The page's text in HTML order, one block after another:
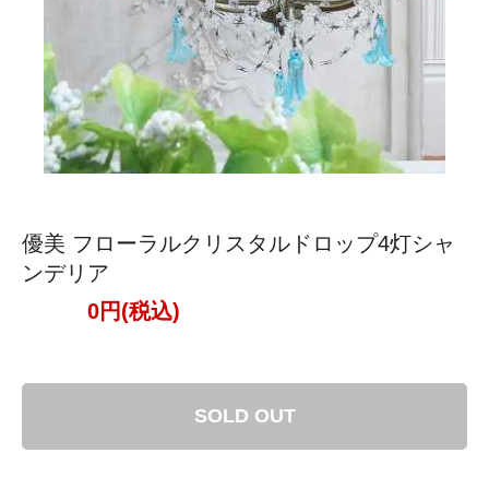
優美 フローラルクリスタルドロップ4灯シャ
ンデリア
0円(税込)
SOLD OUT